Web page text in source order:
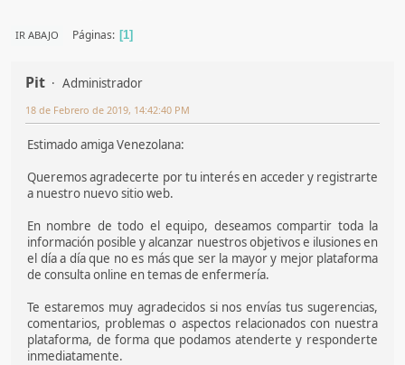
IR ABAJO Páginas 1
Pit Administrador
18 de Febrero de 2019, 14:42:40 PM
Estimado amiga Venezolana:
Queremos agradecerte por tu interés en acceder y registrarte
a nuestro nuevo sitio web.
En nombre de todo el equipo, deseamos compartir toda la
información posible y alcanzar nuestros objetivos e ilusiones en
el día a día que no es más que ser la mayor y mejor plataforma
de consulta online en temas de enfermería.
Te estaremos muy agradecidos si nos envías tus sugerencias,
comentarios, problemas o aspectos relacionados con nuestra
plataforma, de forma que podamos atenderte y responderte
inmediatamente.